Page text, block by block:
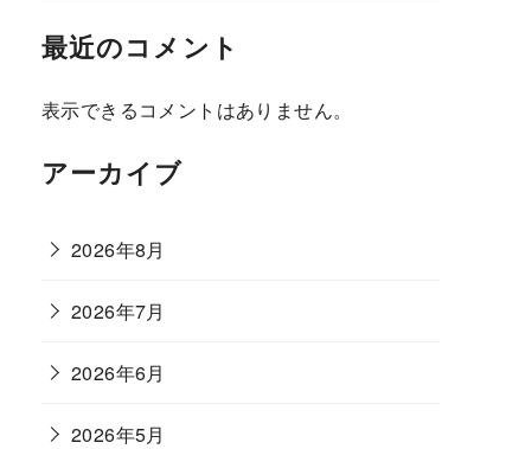
最近のコメント
表示できるコメントはありません。
アーカイブ
2026年8月
2026年7月
2026年6月
2026年5月